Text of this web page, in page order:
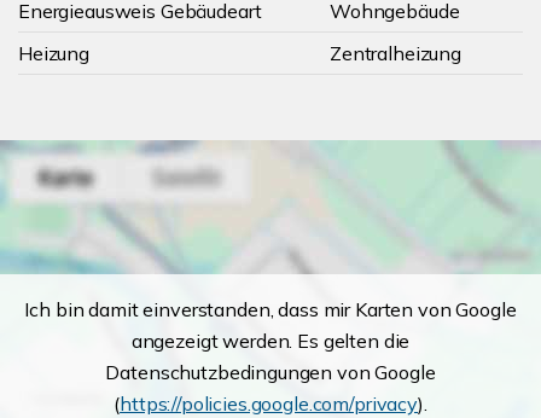
Energieausweis Gebäudeart
Wohngebäude
Heizung
Zentralheizung
Ich bin damit einverstanden, dass mir Karten von Google
angezeigt werden. Es gelten die
Datenschutzbedingungen von Google
(https://policies.google.com/privacy).